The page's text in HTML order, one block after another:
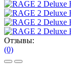
Отзывы:
(0)